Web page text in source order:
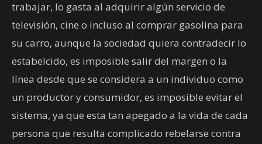
trabajar, lo gasta al adquirir algún servicio de
televisión, cine o incluso al comprar gasolina para
su carro, aunque la sociedad quiera contradecir lo
estabelcido, es imposible salir del margen o la
línea desde que se considera a un individuo como
un productor y consumidor, es imposible evitar el
sistema, ya que esta tan apegado a la vida de cada
persona que resulta complicado rebelarse contra